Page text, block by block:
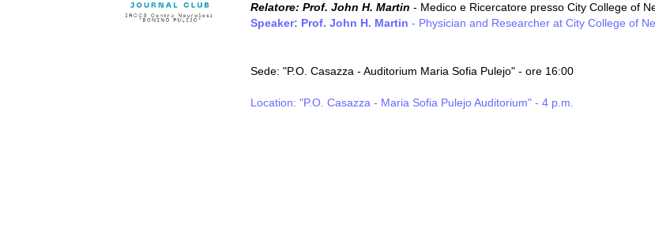
Relatore: Prof. John H. Martin - Medico e Ricercatore presso City College of
Speaker: Prof. John H. Martin - Physician and Researcher at City College of
Sede: "P.O. Casazza - Auditorium Maria Sofia Pulejo" - ore 16:00
Location: "P.O. Casazza - Maria Sofia Pulejo Auditorium" - 4 p.m.